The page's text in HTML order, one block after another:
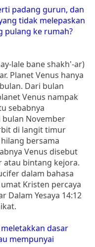
padang gurun, dan
tidak melepaskan
pulang ke rumah?
lale bane shakh'-ar)
Planet Venus hanya
Dari bulan
Venus nampak
sebabnya
November
di langit timur
bersama
Venus disebut
bintang kejora.
dalam bahasa
Kristen percaya
Dalam Yesaya 14:12
dasar
mempunyai